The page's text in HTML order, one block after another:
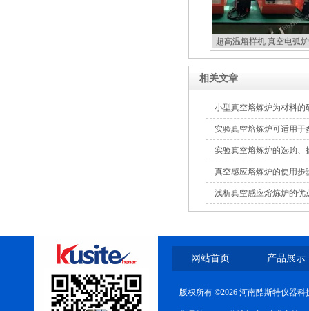
超高温熔样机 真空电弧
相关文章
小型真空熔炼炉为材料
实验真空熔炼炉可适用
实验真空熔炼炉的选购、
真空感应熔炼炉的使用步
浅析真空感应熔炼炉的优
网站首页 产品展示
版权所有 ©2026 河南酷斯特仪器